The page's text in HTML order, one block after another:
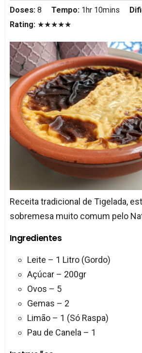
Doses: 8 Tempo: 1hr 10mins
Rating: ★★★★★
Receita tradicional de Tigelada,
sobremesa muito comum pelo
Ingredientes
Leite – 1 Litro (Gordo)
Açúcar – 200gr
Ovos – 5
Gemas – 2
Limão – 1 (Só Raspa)
Pau de Canela – 1